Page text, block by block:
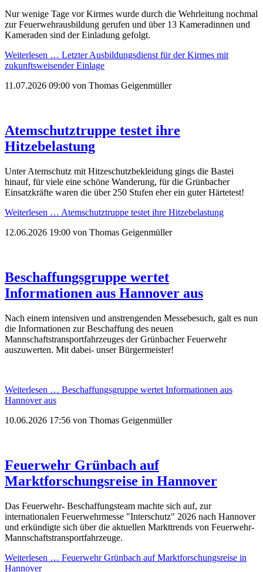
Nur wenige Tage vor Kirmes wurde durch die Wehrleitung nochmal
zur Feuerwehrausbildung gerufen und über 13 Kameradinnen und
Kameraden sind der Einladung gefolgt.
Weiterlesen … Letzter Ausbildungsdienst für der Kirmes mit
zukunftsweisender Einlage
11.07.2026 09:00 von Thomas Geigenmüller
Atemschutztruppe testet ihre
Hitzebelastung
Unter Atemschutz mit Hitzeschutzbekleidung gings die Bastei
hinauf, für viele eine schöne Wanderung, für die Grünbacher
Einsatzkräfte waren die über 250 Stufen eher ein guter Härtetest!
Weiterlesen … Atemschutztruppe testet ihre Hitzebelastung
12.06.2026 19:00 von Thomas Geigenmüller
Beschaffungsgruppe wertet
Informationen aus Hannover aus
Nach einem intensiven und anstrengenden Messebesuch, galt es nun
die Informationen zur Beschaffung des neuen
Mannschaftstransportfahrzeuges der Grünbacher Feuerwehr
auszuwerten. Mit dabei- unser Bürgermeister!
Weiterlesen … Beschaffungsgruppe wertet Informationen aus
Hannover aus
10.06.2026 17:56 von Thomas Geigenmüller
Feuerwehr Grünbach auf
Marktforschungsreise in Hannover
Das Feuerwehr- Beschaffungsteam machte sich auf, zur
internationalen Feuerwehrmesse "Interschutz" 2026 nach Hannover
und erkündigte sich über die aktuellen Markttrends von Feuerwehr-
Mannschaftstransportfahrzeuge.
Weiterlesen … Feuerwehr Grünbach auf Marktforschungsreise in
Hannover